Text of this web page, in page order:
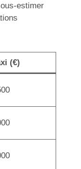
estimer
(€)